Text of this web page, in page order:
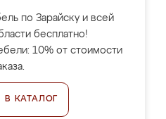
по Зарайску и всей
бесплатно!
10% от стоимости
В КАТАЛОГ